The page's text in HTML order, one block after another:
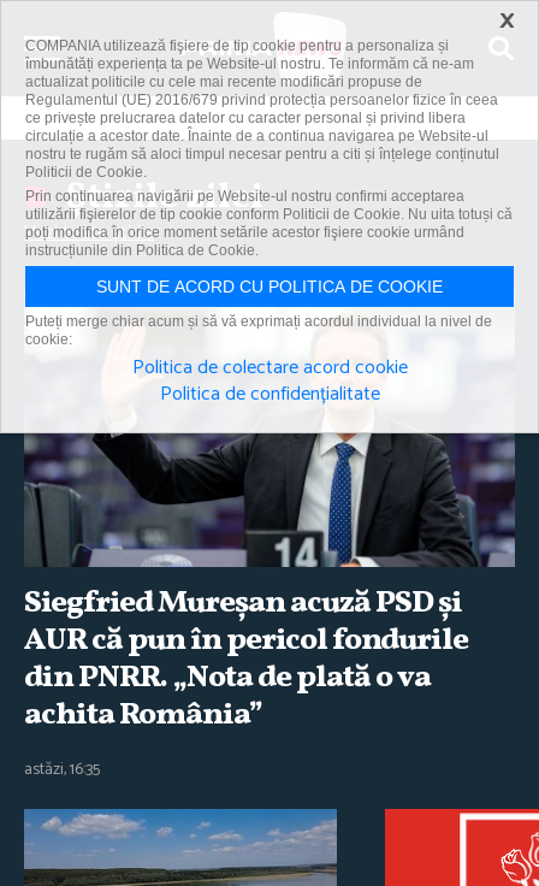
Știrile zilei
Vezi toate știrile
Siegfried Mureşan acuză PSD şi
AUR că pun în pericol fondurile
din PNRR. „Nota de plată o va
achita România”
astăzi, 16:35
×
COMPANIA utilizează fişiere de tip cookie pentru a personaliza și
îmbunătăți experiența ta pe Website-ul nostru. Te informăm că ne-am
actualizat politicile cu cele mai recente modificări propuse de
Regulamentul (UE) 2016/679 privind protecția persoanelor fizice în ceea
ce privește prelucrarea datelor cu caracter personal și privind libera
circulație a acestor date. Înainte de a continua navigarea pe Website-ul
nostru te rugăm să aloci timpul necesar pentru a citi și înțelege conținutul
Politicii de Cookie.
Prin continuarea navigării pe Website-ul nostru confirmi acceptarea
utilizării fişierelor de tip cookie conform Politicii de Cookie. Nu uita totuși că
poți modifica în orice moment setările acestor fişiere cookie urmând
instrucțiunile din Politica de Cookie.
SUNT DE ACORD CU POLITICA DE COOKIE
Puteți merge chiar acum și să vă exprimați acordul individual la nivel de
cookie:
Politica de colectare acord cookie
Politica de confidențialitate